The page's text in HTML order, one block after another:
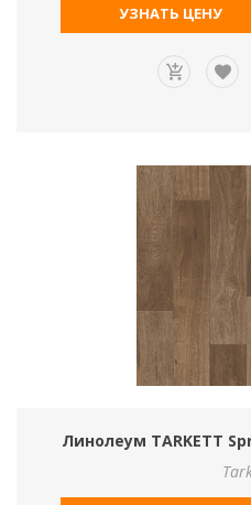
УЗНАТЬ ЦЕНУ
Линолеум TARKETT